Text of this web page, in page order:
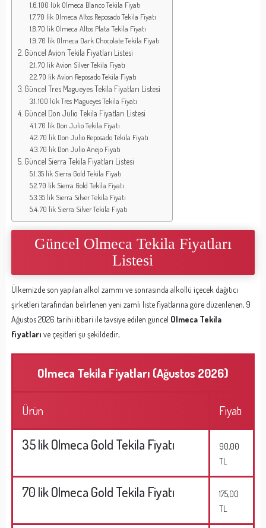
100 lük Olmeca Blanco Tekila Fiyatı
70 lik Olmeca Altos Reposado Tekila Fiyatı
70 lik Olmeca Altos Plata Tekila Fiyatı
70 lik Olmeca Dark Chocolate Tekila Fiyatı
Güncel Avion Tekila Fiyatları Listesi
70 lik Avion Silver Tekila Fiyatı
70 lik Avion Reposado Tekila Fiyatı
Güncel Tres Magueyes Tekila Fiyatları Listesi
100 lük Tres Magueyes Tekila Fiyatı
Güncel Don Julio Tekila Fiyatları Listesi
70 lik Don Julio Tekila Fiyatı
70 lik Don Julio Reposado Tekila Fiyatı
70 lik Don Julio Anejo Fiyatı
Güncel Sierra Tekila Fiyatları Listesi
35 lik Sierra Gold Tekila Fiyatı
70 lik Sierra Gold Tekila Fiyatı
35 lik Sierra Silver Tekila Fiyatı
70 lik Sierra Silver Tekila Fiyatı
Güncel Olmeca Tekila Fiyatları
Listesi
Ülkemizde son yapılan alkol zammı ve sonrasında alkollü içecek dağıtıcı
şirketleri tarafından belirlenen yeni zamlı liste fiyatlarına göre düzenlenen, 9
Ağustos 2026 tarihi itibari ile tavsiye edilen güncel Olmeca Tekila
fiyatları ve çeşitleri şu şekildedir;
Olmeca Tekila Fiyatları (Ağustos 2026)
Ürün Fiyatı
35 lik Olmeca Gold Tekila Fiyatı
90,00
TL
70 lik Olmeca Gold Tekila Fiyatı
175,00
TL